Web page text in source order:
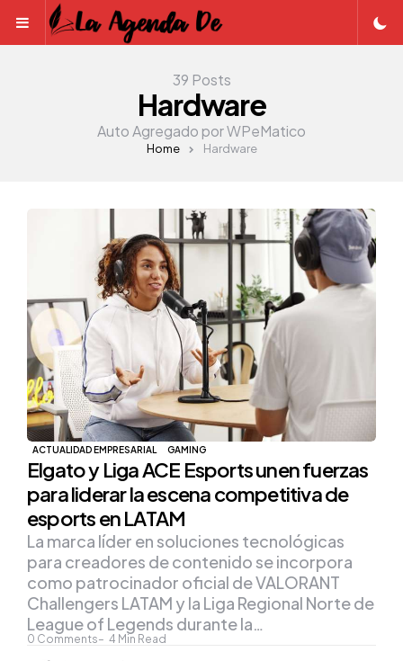
Menu
39 Posts
Hardware
Auto Agregado por WPeMatico
Home Hardware
ACTUALIDAD EMPRESARIAL GAMING
Elgato y Liga ACE Esports unen fuerzas
para liderar la escena competitiva de
esports en LATAM
0 Comments 4 Min Read
La marca líder en soluciones tecnológicas
para creadores de contenido se incorpora
como patrocinador oficial de VALORANT
Challengers LATAM y la Liga Regional Norte de
League of Legends durante la…